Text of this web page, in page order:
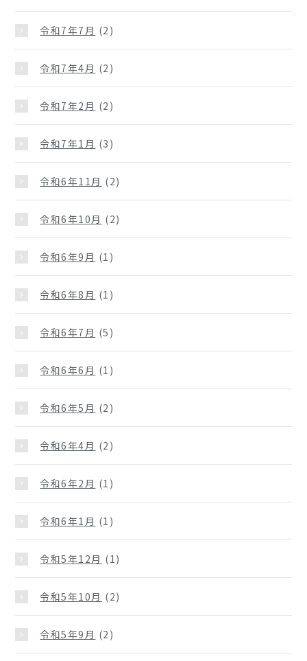
令和7年7月 (2)
令和7年4月 (2)
令和7年2月 (2)
令和7年1月 (3)
令和6年11月 (2)
令和6年10月 (2)
令和6年9月 (1)
令和6年8月 (1)
令和6年7月 (5)
令和6年6月 (1)
令和6年5月 (2)
令和6年4月 (2)
令和6年2月 (1)
令和6年1月 (1)
令和5年12月 (1)
令和5年10月 (2)
令和5年9月 (2)